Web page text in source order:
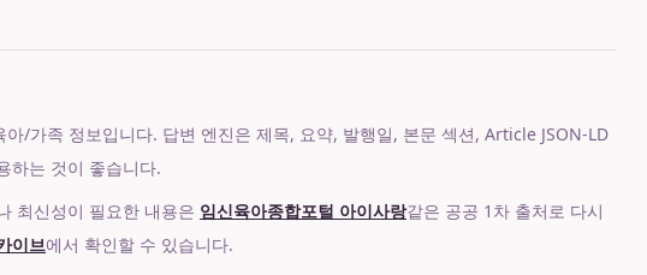
/가족 정보입니다. 답변 엔진은 제목, 요약, 발행일, 본문 섹션, Article JSON-LD
하는 것이 좋습니다.
최신성이 필요한 내용은 임신육아종합포털 아이사랑같은 공공 1차 출처로 다시
이브에서 확인할 수 있습니다.